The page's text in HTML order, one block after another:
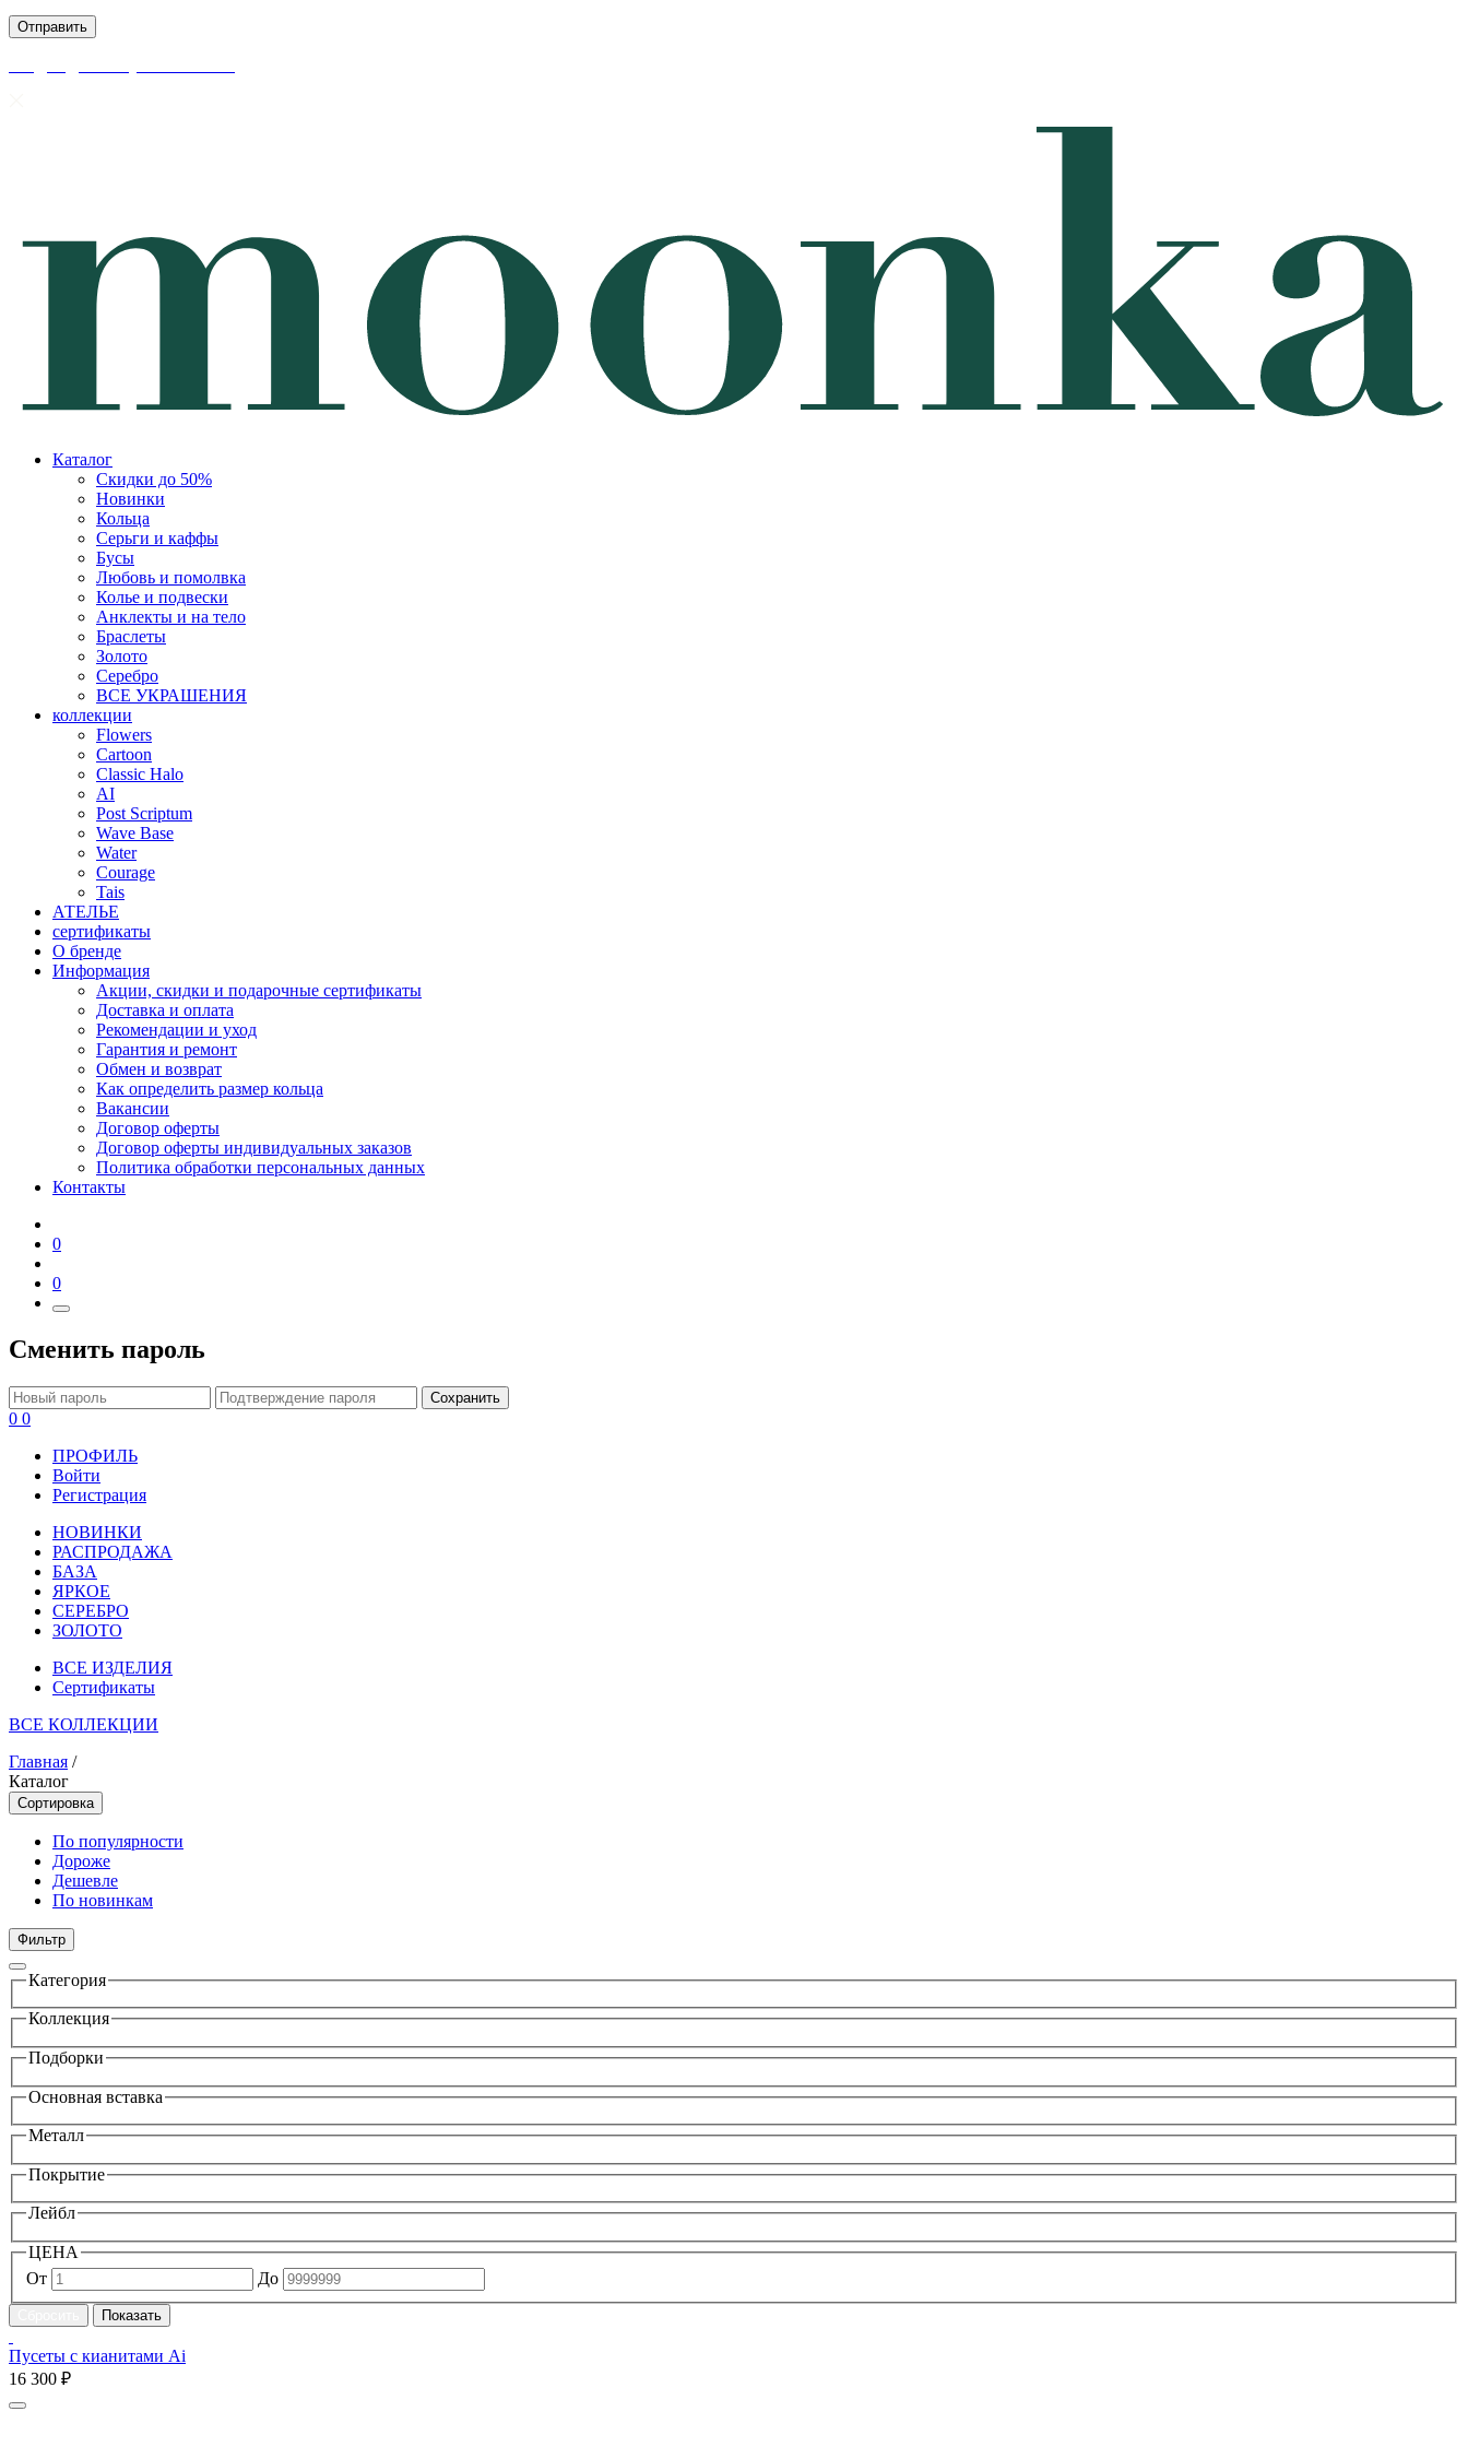
Каталог
Скидки до 50%
Новинки
Кольца
Серьги и каффы
Бусы
Любовь и помолвка
Колье и подвески
Анклекты и на тело
Браслеты
Золото
Серебро
ВСЕ УКРАШЕНИЯ
коллекции
Flowers
Cartoon
Classic Halo
AI
Post Scriptum
Wave Base
Water
Courage
Tais
АТЕЛЬЕ
сертификаты
О бренде
Информация
Акции, скидки и подарочные сертификаты
Доставка и оплата
Рекомендации и уход
Гарантия и ремонт
Обмен и возврат
Как определить размер кольца
Вакансии
Договор оферты
Договор оферты индивидуальных заказов
Политика обработки персональных данных
Контакты
0
0
Сменить пароль
Сохранить
0 0
ПРОФИЛЬ
Войти
Регистрация
НОВИНКИ
РАСПРОДАЖА
БАЗА
ЯРКОЕ
СЕРЕБРО
ЗОЛОТО
ВСЕ ИЗДЕЛИЯ
Сертификаты
ВСЕ КОЛЛЕКЦИИ
Главная /
Каталог
Сортировка
По популярности
Дороже
Дешевле
По новинкам
Фильтр
Категория
Коллекция
Подборки
Основная вставка
Металл
Покрытие
Лейбл
ЦЕНА
От
До
Пусеты с кианитами Ai
16 300 ₽